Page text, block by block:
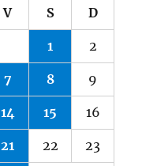
V S D
1 2
7 8 9
14 15 16
21 22 23